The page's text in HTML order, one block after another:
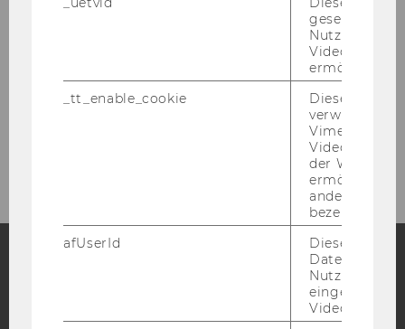
Forschung und Kooperationen
Blog
gesetzt, um
Nutzung des
Videoplayers
ermöglichen
_tt_enable_cookie
Dieses
verwendet,
Vimeo-
der WU-
ermöglichen
andere nicht
bezeichnete
afUserId
Dieses
Daten von
Videos